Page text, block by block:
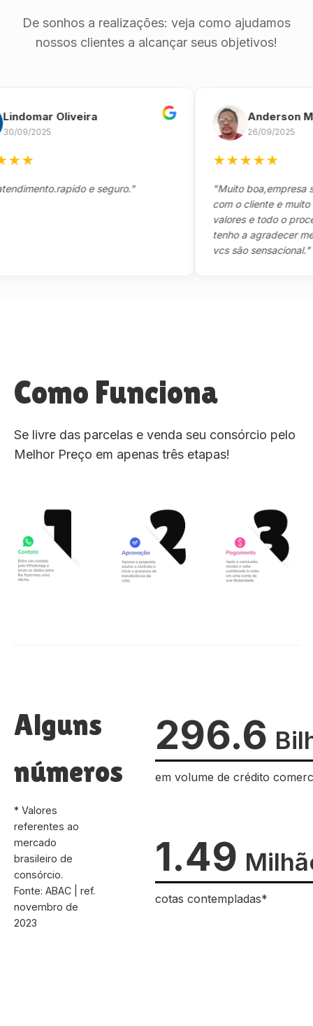
De sonhos a realizações: veja como ajudamos
nossos clientes a alcançar seus objetivos!
Oliveira
2025
e seguro."
Anderson
26/09/2025
★★★
"Muito boa,empresa séria
com o cliente e muito
valores e todo o processo
tenho a agradecer
vcs são sensacional."
Como Funciona
Se livre das parcelas e venda seu consórcio pelo
Melhor Preço em apenas três etapas!
Alguns
números
* Valores
referentes ao
mercado
brasileiro de
consórcio.
Fonte: ABAC | ref.
novembro de
2023
296.6
em volume de crédito
1.49
cotas contempladas*